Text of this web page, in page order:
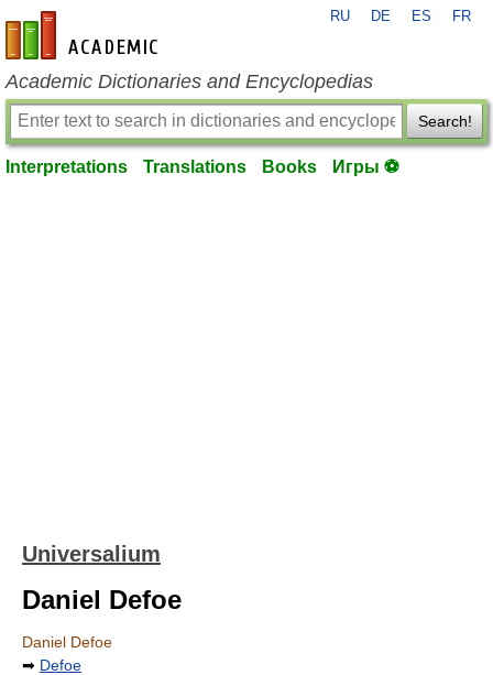
en-academic.com
RU DE ES FR
Academic Dictionaries and Encyclopedias
Search!
Interpretations Translations Books Игры ⚽
Universalium
Daniel Defoe
Daniel Defoe
➡ Defoe